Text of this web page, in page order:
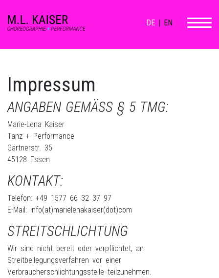
DE | EN
Impressum
ANGABEN GEMÄSS § 5 TMG:
Marie-Lena Kaiser
Tanz + Performance
Gärtnerstr. 35
45128 Essen
KONTAKT:
Telefon: +49 1577 66 32 37 97
E-Mail: info(at)marielenakaiser(dot)com
STREITSCHLICHTUNG
Wir sind nicht bereit oder verpflichtet, an
Streitbeilegungsverfahren vor einer
Verbraucherschlichtungsstelle teilzunehmen.